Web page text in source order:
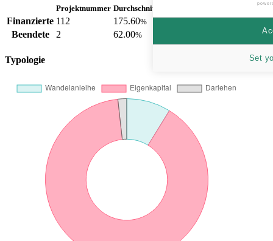
Projektnummer Durchschnit. Finanz.
Finanzierte 112 175.60%
Beendete 2 62.00%
Typologie Set